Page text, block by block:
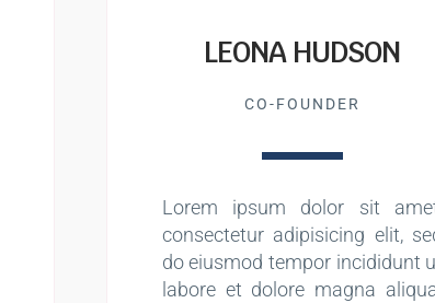
LEONA HUDSON
CO-FOUNDER
Lorem ipsum dolor sit
consectetur adipisicing elit,
do eiusmod tempor incididunt
labore et dolore magna